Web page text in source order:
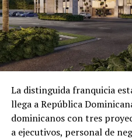
La distinguida franquicia
llega a República
dominicanos con tres
a ejecutivos, personal de